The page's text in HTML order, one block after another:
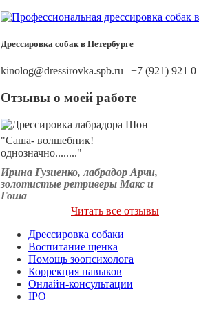
Дрессировка собак в Петербурге
kinolog@dressirovka.spb.ru | +7 (921) 921 0
Отзывы о моей работе
"Саша- волшебник!
однозначно........"
Ирина Гузиенко, лабрадор Арчи,
золотистые ретриверы Макс и
Гоша
Читать все отзывы
Дрессировка собаки
Воспитание щенка
Помощь зоопсихолога
Коррекция навыков
Онлайн-консультации
IPO